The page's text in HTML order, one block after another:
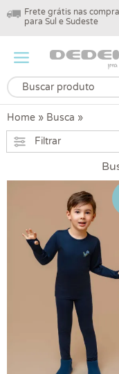
Frete grátis nas
para Sul e Sudeste
Home » Busca »
Filtrar